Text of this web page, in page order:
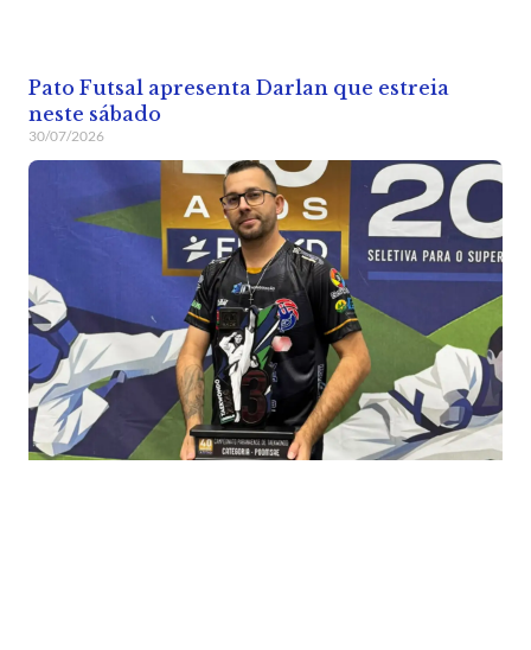
Pato Futsal apresenta Darlan que estreia
neste sábado
30/07/2026